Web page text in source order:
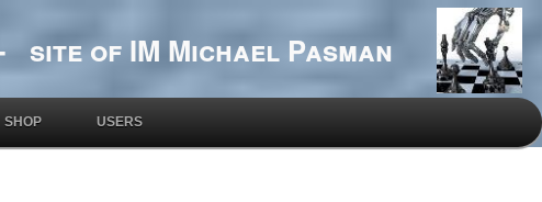
site of IM Michael Pasman
SHOP USERS